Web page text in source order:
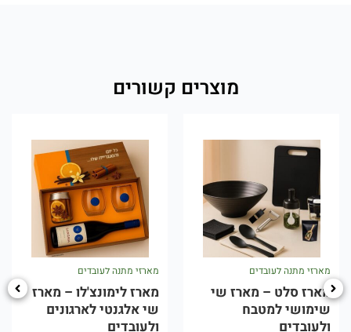
מוצרים קשורים
מארזי מתנה לעובדים
מארז לימונצ'לו – מארז
שי אלגנטי לארגונים
ולעובדים
מארזי מתנה לעובדים
מארז יווני – מארז ים
תיכוני לארגונים
ולעובדים